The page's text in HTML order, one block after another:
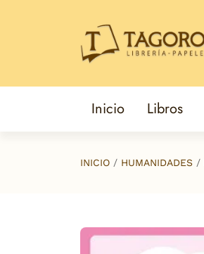
Inicio Libros
INICIO HUMANIDADES